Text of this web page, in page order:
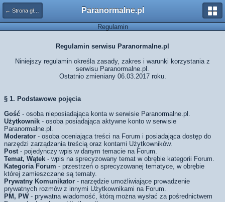
← Strona główna Paranormalne.pl
Regulamin
Regulamin serwisu Paranormalne.pl
Niniejszy regulamin określa zasady, zakres i warunki korzystania z
serwisu Paranormalne.pl.
Ostatnio zmieniany 06.03.2017 roku.
§ 1. Podstawowe pojęcia
Gość - osoba nieposiadająca konta w serwisie Paranormalne.pl.
Użytkownik - osoba posiadająca aktywne konto w serwisie
Paranormalne.pl.
Moderator - osoba oceniająca treści na Forum i posiadająca dostęp do
narzędzi zarządzania treścią oraz kontami Użytkowników.
Post- pojedynczy wpis w danym temacie na Forum.
Temat, Wątek - wpis na sprecyzowany temat w obrębie kategorii Forum.
Kategoria Forum - przestrzeń o sprecyzowanej tematyce, w obrębie
której zamieszczane są tematy.
Prywatny Komunikator - narzędzie umożliwiające prowadzenie
prywatnych rozmów z innymi Użytkownikami na Forum.
PM, PW- prywatna wiadomość, którą można wysłać za pośrednictwem